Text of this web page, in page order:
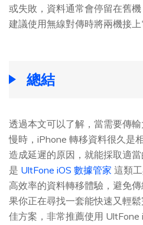
或失敗，資料通常會停留在舊機
建議使用無線對傳時將兩機接上
總結
透過本文可以了解，當需要傳
慢時，iPhone 轉移資料很久是
造成延遲的原因，就能採取適
是 UltFone iOS 數據管家 這類
高效率的資料轉移體驗，避免
果你正在尋找一套能快速又輕
佳方案，非常推薦使用 UltFone